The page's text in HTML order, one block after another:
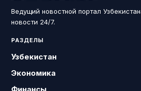
Ведущий новостной портал
новости 24/7.
РАЗДЕЛЫ
Узбекистан
Экономика